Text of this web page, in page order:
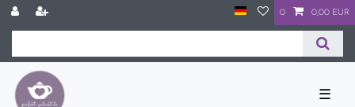
0 0,00 EUR
☰